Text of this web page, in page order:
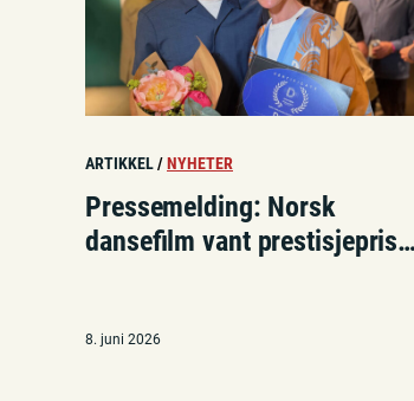
ARTIKKEL/NYHETER
Pressemelding: Norsk
dansefilm vant prestisjepris i
8. juni 2026